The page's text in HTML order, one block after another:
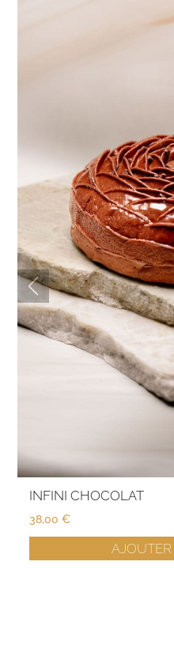
INFINI CHOCOLAT
38,00€